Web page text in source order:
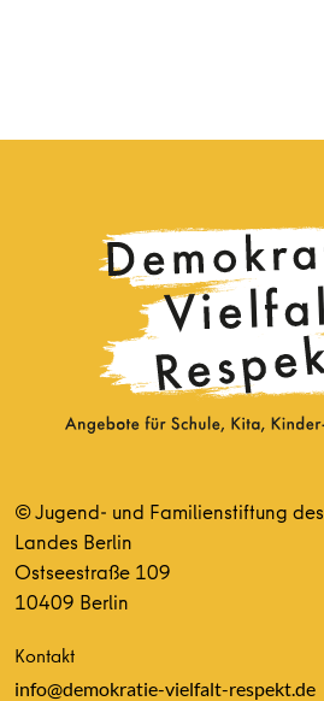
© Jugend- und Familienstiftung des
Landes Berlin
Ostseestraße 109
10409 Berlin
Kontakt
info@demokratie-vielfalt-respekt.de